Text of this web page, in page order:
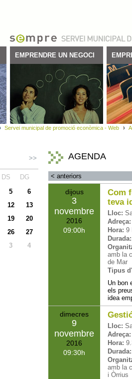
EMPRENDRE UN NEGOCI
Servei municipal de promoció econòmica - Web
>>
DS
DG
5
6
12
13
19
20
26
27
3 4
AGENDA
< anteriors
dijous
3
novembre
2016
09:00
Com
teva
Lloc:
Adreça:
Hora: 9
Durada:
amb la
de Mar
Tipus
Un bon
els
idea
dimecres
9
novembre
2016
09:30
Lloc:
Adreça:
Hora:
Durada:
amb la
i Òrrius